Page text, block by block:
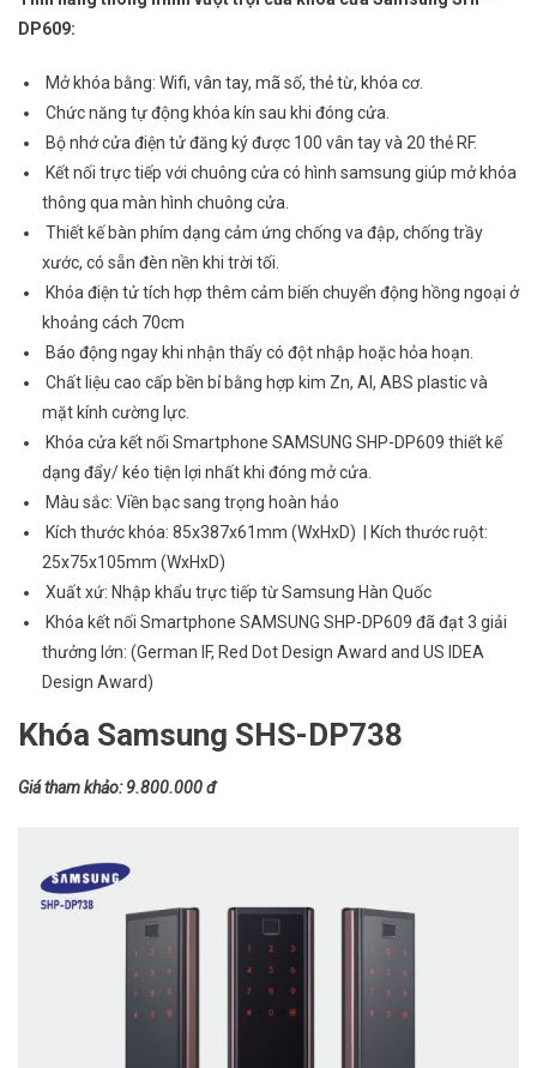
DP609:
Mở khóa bằng: Wifi, vân tay, mã số, thẻ từ, khóa cơ.
Chức năng tự động khóa kín sau khi đóng cửa.
Bộ nhớ cửa điện tử đăng ký được 100 vân tay và 20 thẻ RF.
Kết nối trực tiếp với chuông cửa có hình samsung giúp mở khóa
thông qua màn hình chuông cửa.
Thiết kế bàn phím dạng cảm ứng chống va đập, chống trầy
xước, có sẵn đèn nền khi trời tối.
Khóa điện tử tích hợp thêm cảm biến chuyển động hồng ngoại ở
khoảng cách 70cm
Báo động ngay khi nhận thấy có đột nhập hoặc hỏa hoạn.
Chất liệu cao cấp bền bỉ bằng hợp kim Zn, Al, ABS plastic và
mặt kính cường lực.
Khóa cửa kết nối Smartphone SAMSUNG SHP-DP609 thiết kế
dạng đẩy/ kéo tiện lợi nhất khi đóng mở cửa.
Màu sắc: Viền bạc sang trọng hoàn hảo
Kích thước khóa: 85x387x61mm (WxHxD) | Kích thước ruột:
25x75x105mm (WxHxD)
Xuất xứ: Nhập khẩu trực tiếp từ Samsung Hàn Quốc
Khóa kết nối Smartphone SAMSUNG SHP-DP609 đã đạt 3 giải
thưởng lớn: (German IF, Red Dot Design Award and US IDEA
Design Award)
Khóa Samsung SHS-DP738
Giá tham khảo: 9.800.000 đ